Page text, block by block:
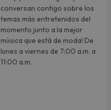
conversan contigo sobre los
temas más entretenidos del
momento junto a la mejor
música que está de moda! De
lunes a viernes de 7:00 a.m. a
11:00 a.m.